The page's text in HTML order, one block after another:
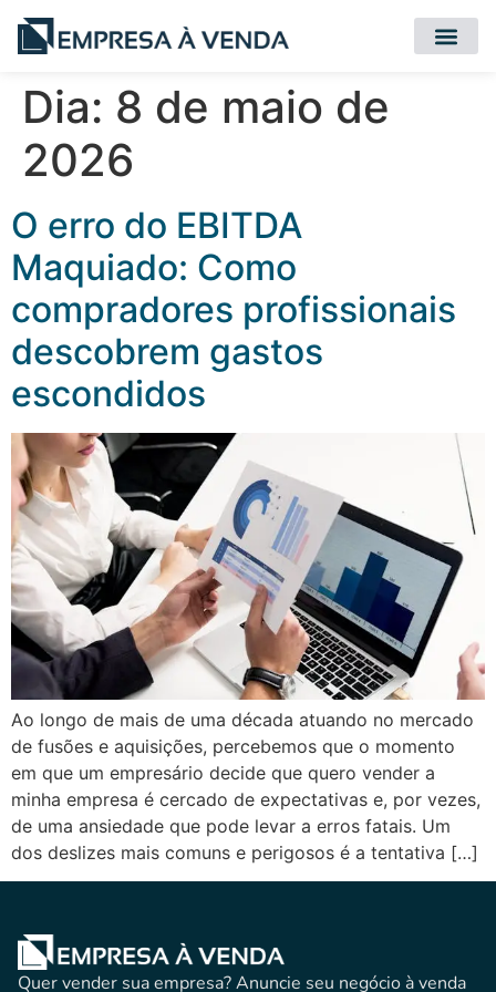
Dia: 8 de maio de
2026
O erro do EBITDA
Maquiado: Como
compradores profissionais
descobrem gastos
escondidos
Ao longo de mais de uma década atuando no mercado
de fusões e aquisições, percebemos que o momento
em que um empresário decide que quero vender a
minha empresa é cercado de expectativas e, por vezes,
de uma ansiedade que pode levar a erros fatais. Um
dos deslizes mais comuns e perigosos é a tentativa […]
Quer vender sua empresa? Anuncie seu negócio à venda